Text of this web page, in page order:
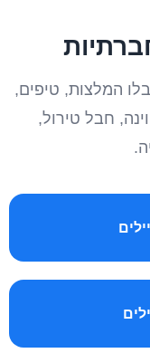
המלצות, טיפים,
חבל טירול,